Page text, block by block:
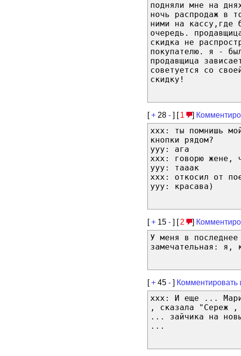
подняли мне на
ночь распродаж в
ними на кассу,где
очередь.
скидка не
покупателю. я -
продавщица
советуется со
скидку!
[+ 28 - ] [ 1 ]
xxx: ты помнишь
кнопки рядом?
yyy: ага
xxx: говорю жене,
yyy: тааак
xxx: откосил от
yyy: красава)
[+ 15 - ] [ 2 ]
У меня в
замечательная: я,
[+ 45 - ]
xxx: И еще ...
, сказала "Сереж
... зайчика на
...